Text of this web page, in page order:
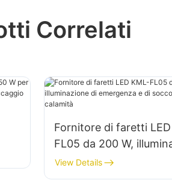
Correlati
Fornitore di faretti LED
FL05 da 200 W,
emergenza e di
caso di calamità
View Details